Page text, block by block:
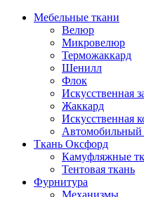
Мебельные ткани
Велюр
Микровелюр
Терможаккард
Шенилл
Флок
Искусственная
Жаккард
Искусственная
Автомобильный
Ткань Оксфорд
Камуфляжные
Тентовая ткань
Фурнитура
Механизмы